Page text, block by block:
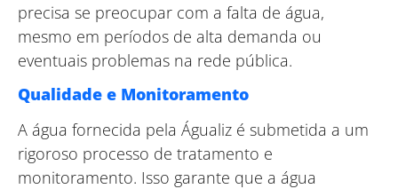
precisa se preocupar com a falta de água,
mesmo em períodos de alta demanda ou
eventuais problemas na rede pública.
Qualidade e Monitoramento
A água fornecida pela Águaliz é submetida a um
rigoroso processo de tratamento e
monitoramento. Isso garante que a água